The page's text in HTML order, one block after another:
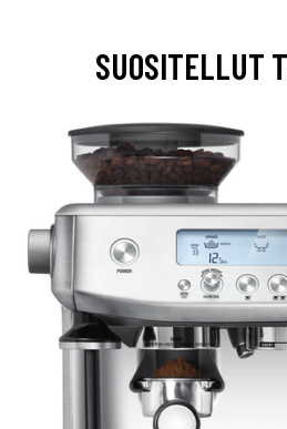
SUOSITELLUT